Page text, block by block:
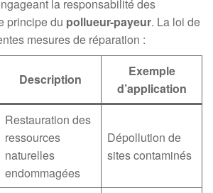
la responsabilité des
principe du pollueur-payeur. La loi de
mesures de réparation :
Description
Exemple
d’application
Restauration des
ressources
naturelles
endommagées
Dépollution de
sites contaminés